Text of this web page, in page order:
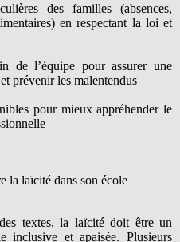
des familles (absences,
en respectant la loi et
de l’équipe pour assurer une
prévenir les malentendus
pour mieux appréhender le
la laïcité dans son école
textes, la laïcité doit être un
inclusive et apaisée. Plusieurs